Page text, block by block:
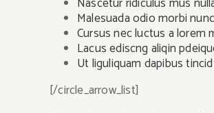
Malesuada odio morbi
Cursus nec luctus a lorem
Lacus ediscng aliqin
Ut liguliquam dapibus
[/circle_arrow_list]